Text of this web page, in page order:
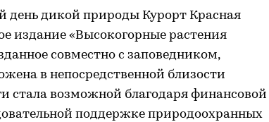
день дикой природы Курорт Красная
издание «Высокогорные растения
совместно с заповедником,
в непосредственной близости
стала возможной благодаря финансовой
поддержке природоохранных